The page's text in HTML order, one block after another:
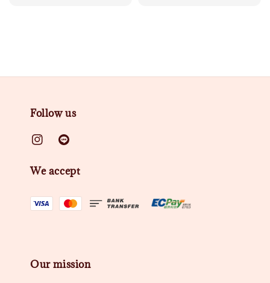
Follow us
We accept
Our mission